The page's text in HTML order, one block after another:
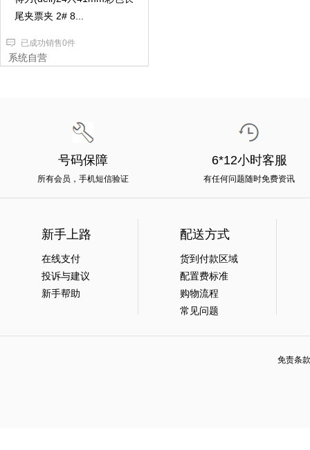
尾夹票夹 2# 8...
已成功销售0件
系统自营
号码保障
所有会员，手机短信验证
6*12小时客服
有任何问题随时免费资讯
新手上路
在线支付
投诉与建议
新手帮助
配送方式
货到付款区域
配置费标准
购物流程
常见问题
免责条款